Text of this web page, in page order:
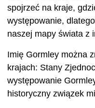
spojrzeć na kraje,
występowanie,
naszej mapy świata z
Imię Gormley można
krajach: Stany
występowanie
historyczny związek